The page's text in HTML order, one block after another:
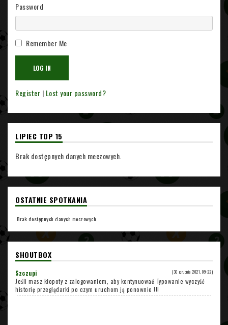
Password
Remember Me
Register | Lost your password?
LIPIEC TOP 15
Brak dostępnych danych meczowych.
OSTATNIE SPOTKANIA
Brak dostępnych danych meczowych.
SHOUTBOX
Szczupi (30 grudnia 2021, 09:22)
Jeśli masz kłopoty z zalogowaniem, aby kontynuować Typowanie wyczyść
historię przeglądarki po czym uruchom ją ponownie !!!